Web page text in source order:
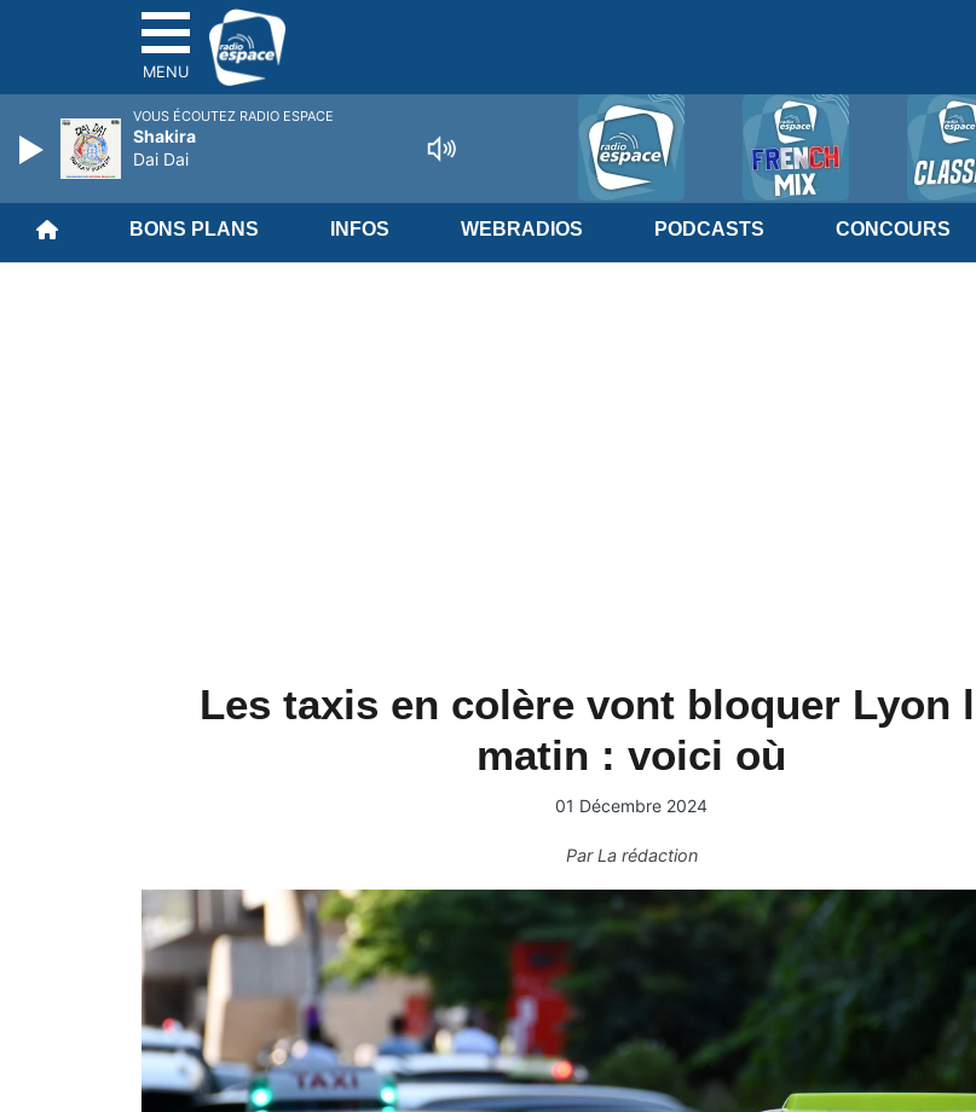
MENU
BONS PLANS INFOS WEBRADIOS PODCASTS CONCOURS
Les taxis en colère vont bloquer Lyon
matin : voici où
01 Décembre 2024
ParLa rédaction
VOUS ÉCOUTEZ RADIO ESPACE
Shakira
Dai Dai